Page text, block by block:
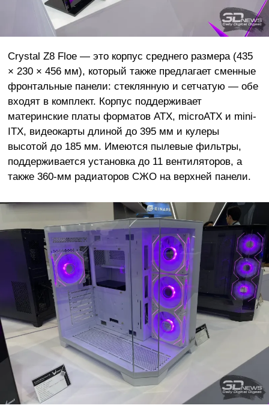
Crystal Z8 Floe — это корпус среднего размера (435
× 230 × 456 мм), который также предлагает сменные
фронтальные панели: стеклянную и сетчатую — обе
входят в комплект. Корпус поддерживает
материнские платы форматов ATX, microATX и mini-
ITX, видеокарты длиной до 395 мм и кулеры
высотой до 185 мм. Имеются пылевые фильтры,
поддерживается установка до 11 вентиляторов, а
также 360-мм радиаторов СЖО на верхней панели.